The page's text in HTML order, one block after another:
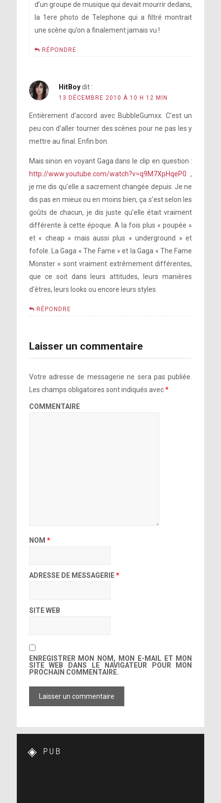
d’un groupe de musique qui devait mourrir dedans,
la 1ere photo de Telephone qui a filtré montrait
une scène qu’on a finalement jamais vu !
RÉPONDRE
HitBoy dit :
13 DÉCEMBRE 2010 À 10 H 12 MIN
Entièrement d’accord avec BubbleGumxx. C’est un
peu con d’aller tourner des scènes pour ne pas les y
mettre au final. Enfin bon.
Mais sinon en voyant Gaga dans le clip en question :
http://www.youtube.com/watch?v=q9M7XpHqeP0 ,
je me dis qu’elle a sacrement changée depuis. Je ne
dis pas en mieux ou en moins bien, ça s’est selon les
goûts de chacun, je dis juste qu’elle était vraiment
différente à cette époque. A la fois plus « poupée »
et « cheap » mais aussi plus « underground » et
fofole. La Gaga « The Fame » et la Gaga « The Fame
Monster » sont vraiment extrêmement différentes,
que ce soit dans leurs attitudes, leurs manières
d’êtres, leurs looks ou encore leurs styles.
RÉPONDRE
Laisser un commentaire
Votre adresse de messagerie ne sera pas publiée.
Les champs obligatoires sont indiqués avec*
COMMENTAIRE
NOM *
ADRESSE DE MESSAGERIE*
SITE WEB
ENREGISTRER MON NOM, MON E-MAIL ET MON
SITE WEB DANS LE NAVIGATEUR POUR MON
PROCHAIN COMMENTAIRE.
PUB